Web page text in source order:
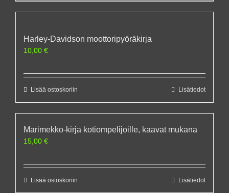
Harley-Davidson moottoripyöräkirja
10,00 €
Lisää ostoskoriin Lisätiedot
Marimekko-kirja kotiompelijoille, kaavat mukana
15,00 €
Lisää ostoskoriin Lisätiedot